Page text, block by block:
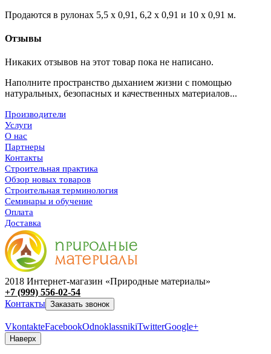
Продаются в рулонах 5,5 х 0,91, 6,2 х 0,91 и 10 х 0,91 м.
Отзывы
Никаких отзывов на этот товар пока не написано.
Наполните пространство дыханием жизни с помощью
натуральных, безопасных и качественных материалов...
Производители
Услуги
О нас
Партнеры
Контакты
Строительная практика
Обзор новых товаров
Строительная терминология
Семинары и обучение
Оплата
Доставка
2018 Интернет-магазин «Природные материалы»
+7 (999) 556-02-54
Контакты Заказать звонок
VkontakteFacebookOdnoklassnikiTwitterGoogle+
Наверх